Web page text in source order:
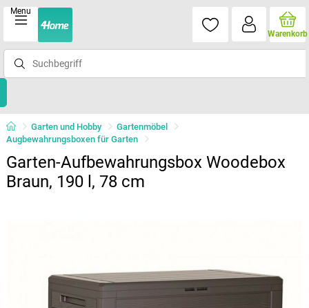
Menu
Warenkorb
Garten und Hobby
Gartenmöbel
Augbewahrungsboxen für Garten
Garten-Aufbewahrungsbox Woodebox
Braun, 190 l, 78 cm